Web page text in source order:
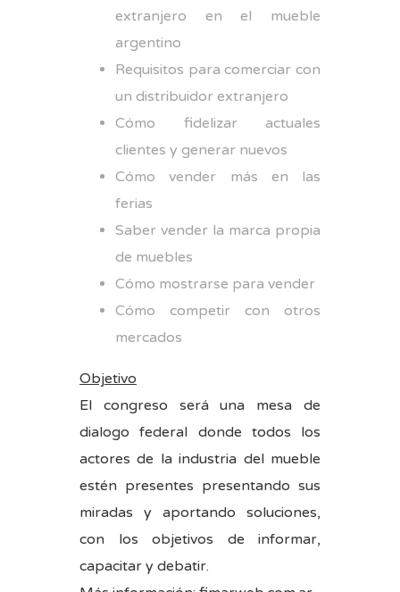
extranjero en el mueble
argentino
Requisitos para comerciar con
un distribuidor extranjero
Cómo fidelizar actuales
clientes y generar nuevos
Cómo vender más en las
ferias
Saber vender la marca propia
de muebles
Cómo mostrarse para vender
Cómo competir con otros
mercados
Objetivo
El congreso será una mesa de
dialogo federal donde todos los
actores de la industria del mueble
estén presentes presentando sus
miradas y aportando soluciones,
con los objetivos de informar,
capacitar y debatir.